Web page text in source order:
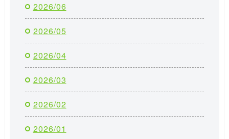
2026/06
2026/05
2026/04
2026/03
2026/02
2026/01